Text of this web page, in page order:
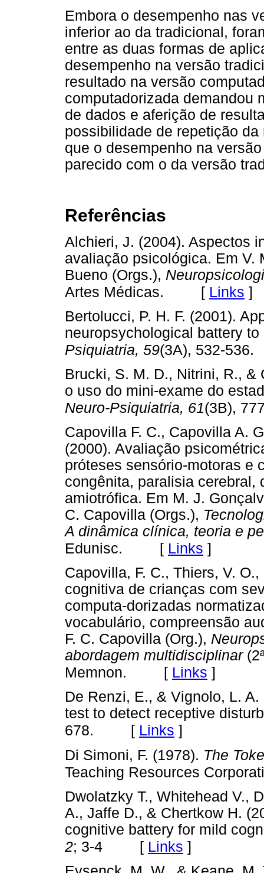
Embora o desempenho nas
inferior ao da tradicional,
entre as duas formas de
desempenho na versão
resultado na versão
computadorizada demandou
de dados e aferição de
possibilidade de repetição
que o desempenho na
parecido com o da versão
Referências
Alchieri, J. (2004). Aspectos
avaliação psicológica. Em V.
Bueno (Orgs.),
Artes Médicas.
[ Links ]
Bertolucci, P. H. F. (2001).
neuropsychological battery
Psiquiatria, 59(3A), 532-536.
Brucki, S. M. D., Nitrini, R., &
o uso do mini-exame do
Neuro-Psiquiatria, 61(3B),
Capovilla F. C., Capovilla A.
(2000). Avaliação
próteses sensório-motoras e
congênita, paralisia cerebral,
amiotrófica. Em M. J.
C. Capovilla (Orgs.),
A dinâmica clínica, teoria e
Edunisc.
[ Links ]
Capovilla, F. C., Thiers, V.
cognitiva de crianças com
computa-dorizadas
vocabulário, compreensão
F. C. Capovilla (Org.),
abordagem multidisciplinar
Memnon.
[ Links ]
De Renzi, E., & Vignolo, L.
test to detect receptive
678.
[ Links ]
Di Simoni, F. (1978). The
Teaching Resources
Dwolatzky T., Whitehead V.,
A., Jaffe D., & Chertkow H.
cognitive battery for mild
2; 3-4 [ Links ]